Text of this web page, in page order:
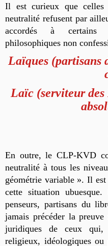
Il est curieux que
neutralité refusent par
accordés à certains
philosophiques non
Laïques (partisans
Laïc (serviteur des
En outre, le CLP-KVD
neutralité à tous les
géométrie variable ». Il
cette situation
penseurs, partisans du
jamais précéder la
juridiques de ceux qui,
religieux, idéologiques ou